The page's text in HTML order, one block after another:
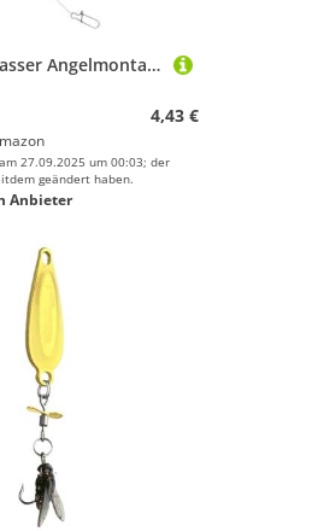
yybng Salzwasser Angelmontagen,Surfang Ausrüstung - Haken Greifwerkzeug Set Für Salzwasser Pier Küste Forellenbarsch Wolfsbarsch Schnapper Flunder
4,43 €
27.09.2025 um 00:03; der
geändert haben.
Anbieter